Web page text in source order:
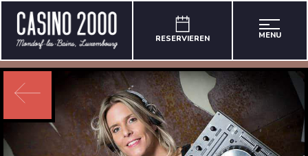
RESERVIEREN MENU